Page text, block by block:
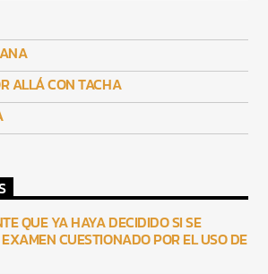
ALLÁ CON TACHA
QUE YA HAYA DECIDIDO SI SE
CUESTIONADO POR EL USO DE